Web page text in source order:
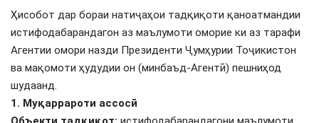
Ҳисобот дар бораи натиҷаҳои тадқиқоти қаноатмандии
истифодабарандагон аз маълумоти оморие ки аз тарафи
Агентии омори назди Президенти Ҷумҳурии Тоҷикистон
ва мақомоти ҳудудии он (минбаъд-Агентӣ) пешниҳод
шудаанд.
1. Муқаррароти ассосӣ